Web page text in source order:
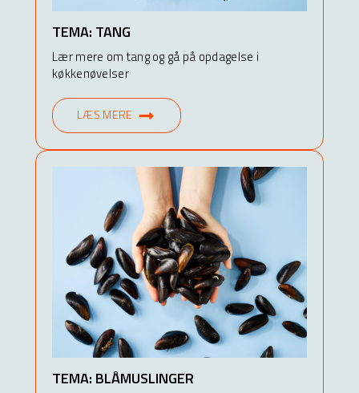
TEMA: TANG
Lær mere om tang og gå på opdagelse i
køkkenøvelser
LÆS MERE
TEMA: BLÅMUSLINGER